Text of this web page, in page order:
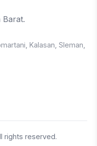
Barat.
Kalasan, Sleman,
rights reserved.